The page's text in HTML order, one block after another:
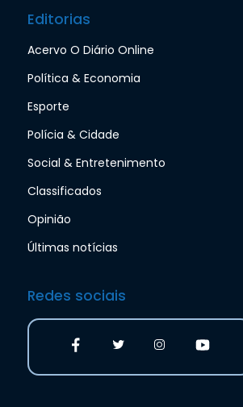
Editorias
Acervo O Diário Online
Política & Economia
Esporte
Polícia & Cidade
Social & Entretenimento
Classificados
Opinião
Últimas notícias
Redes sociais